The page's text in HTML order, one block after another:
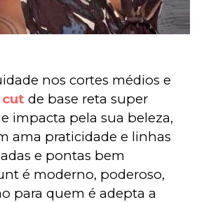
nos cortes médios e
de base reta super
impacta pela sua beleza,
ama praticidade e linhas
e pontas bem
é moderno, poderoso,
para quem é adepta a